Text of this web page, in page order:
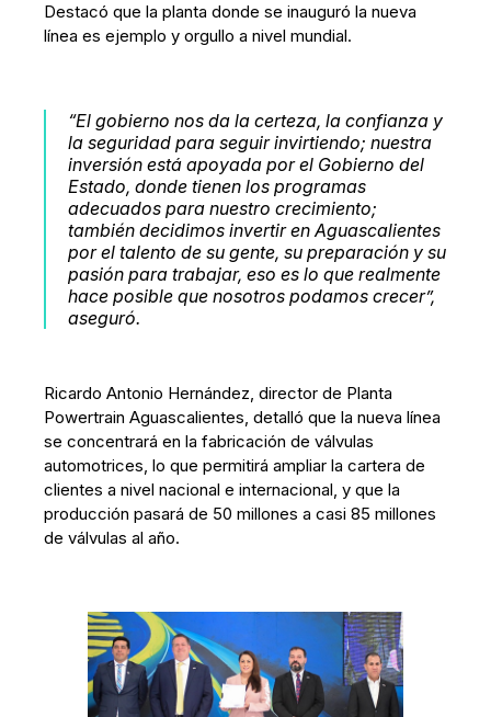
Destacó que la planta donde se inauguró la nueva
línea es ejemplo y orgullo a nivel mundial.
“El gobierno nos da la certeza, la confianza y
la seguridad para seguir invirtiendo; nuestra
inversión está apoyada por el Gobierno del
Estado, donde tienen los programas
adecuados para nuestro crecimiento;
también decidimos invertir en Aguascalientes
por el talento de su gente, su preparación y su
pasión para trabajar, eso es lo que realmente
hace posible que nosotros podamos crecer”,
aseguró.
Ricardo Antonio Hernández, director de Planta
Powertrain Aguascalientes, detalló que la nueva línea
se concentrará en la fabricación de válvulas
automotrices, lo que permitirá ampliar la cartera de
clientes a nivel nacional e internacional, y que la
producción pasará de 50 millones a casi 85 millones
de válvulas al año.